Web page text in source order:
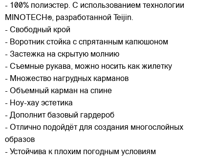
- 100% полиэстер. С использованием технологии
MINOTECH®, разработанной Teijin.
- Свободный крой
- Воротник стойка с спрятанным капюшоном
- Застежка на скрытую молнию
- Съемные рукава, можно носить как жилетку
- Множество нагрудных карманов
- Объемный карман на спине
- Ноу-хау эстетика
- Дополнит базовый гардероб
- Отлично подойдёт для создания многослойных
образов
- Устойчива к плохим погодным условиям